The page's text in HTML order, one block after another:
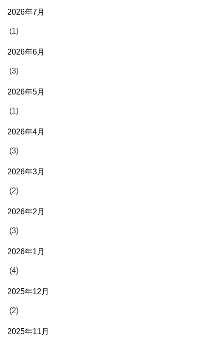
2026年7月
(1)
2026年6月
(3)
2026年5月
(1)
2026年4月
(3)
2026年3月
(2)
2026年2月
(3)
2026年1月
(4)
2025年12月
(2)
2025年11月